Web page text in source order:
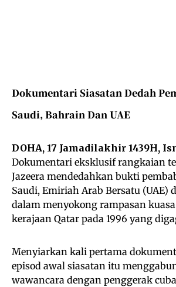
Dokumentari Siasatan Dedah
Saudi, Bahrain Dan UAE
DOHA, 17 Jamadilakhir 1439H,
Dokumentari eksklusif rangkaian
Jazeera mendedahkan bukti
Saudi, Emiriah Arab Bersatu (UAE)
dalam menyokong rampasan
kerajaan Qatar pada 1996 yang
Menyiarkan kali pertama
episod awal siasatan itu
wawancara dengan penggerak